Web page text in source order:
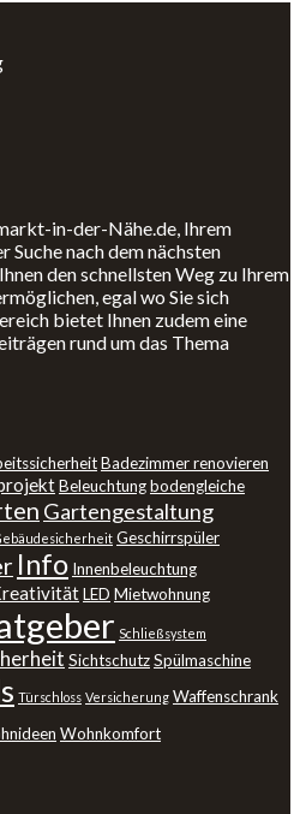
in-der-Nähe.de, Ihrem
Suche nach dem nächsten
den schnellsten Weg zu Ihrem
egal wo Sie sich
bietet Ihnen zudem eine
rund um das Thema
Badezimmer renovieren
Beleuchtungbodengleiche
Gartengestaltung
Geschirrspüler
Info Innenbeleuchtung
LED Mietwohnung
Schließsystem
SichtschutzSpülmaschine
Türschloss Versicherung Waffenschrank
Wohnkomfort